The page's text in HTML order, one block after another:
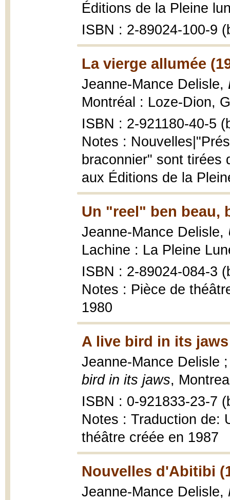
Éditions de la Pleine
ISBN : 2-89024-100-9
La vierge allumée
Jeanne-Mance Delisle,
Montréal : Loze-Dion,
ISBN : 2-921180-40-5
Notes :
braconnier" sont tirées
aux Éditions de la
Un "reel" ben beau,
Jeanne-Mance Delisle,
Lachine : La Pleine
ISBN : 2-89024-084-3
Notes : Pièce de
1980
A live bird in its jaws
Jeanne-Mance Delisle
bird in its jaws,
ISBN : 0-921833-23-7
Notes : Traduction de:
théâtre créée en 1987
Nouvelles d'Abitibi
Jeanne-Mance Delisle,